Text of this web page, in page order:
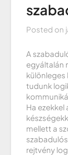
Posted on
A
egyáltalán
különleges
tudunk
Ha
mellett a
rejtvény